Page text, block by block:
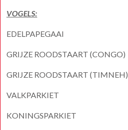
VOGELS:
EDELPAPEGAAI
GRIJZE ROODSTAART (CONGO)
GRIJZE ROODSTAART (TIMNEH)
VALKPARKIET
KONINGSPARKIET